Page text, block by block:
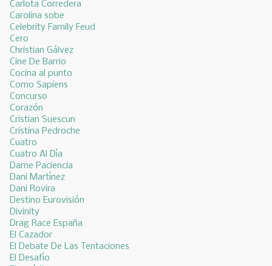
Carlota Corredera
Carolina sobe
Celebrity Family Feud
Cero
Christian Gálvez
Cine De Barrio
Cocina al punto
Como Sapiens
Concurso
Corazón
Cristian Suescun
Cristina Pedroche
Cuatro
Cuatro Al Día
Dame Paciencia
Dani Martínez
Dani Rovira
Destino Eurovisión
Divinity
Drag Race España
El Cazador
El Debate De Las Tentaciones
El Desafío